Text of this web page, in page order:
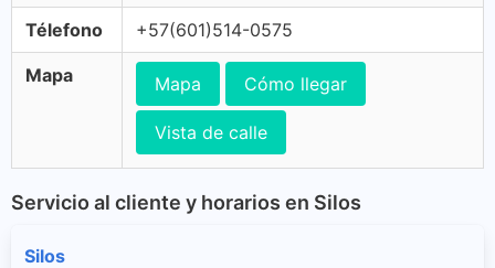
Télefono +57(601)514-0575
Mapa Mapa Cómo llegar
Vista de calle
Servicio al cliente y horarios en Silos
Silos